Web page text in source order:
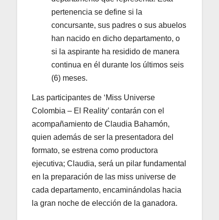
pertenencia se define si la
concursante, sus padres o sus abuelos
han nacido en dicho departamento, o
si la aspirante ha residido de manera
continua en él durante los últimos seis
(6) meses.
Las participantes de ‘Miss Universe
Colombia – El Reality’ contarán con el
acompañamiento de Claudia Bahamón,
quien además de ser la presentadora del
formato, se estrena como productora
ejecutiva; Claudia, será un pilar fundamental
en la preparación de las miss universe de
cada departamento, encaminándolas hacia
la gran noche de elección de la ganadora.